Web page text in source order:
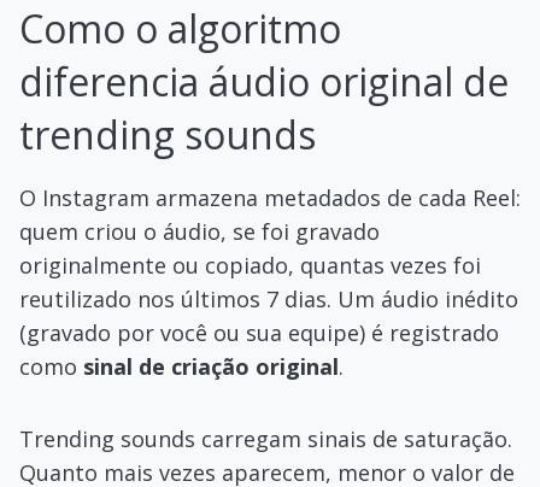
Como o algoritmo
diferencia áudio original de
trending sounds
O Instagram armazena metadados de cada Reel:
quem criou o áudio, se foi gravado
originalmente ou copiado, quantas vezes foi
reutilizado nos últimos 7 dias. Um áudio inédito
(gravado por você ou sua equipe) é registrado
como sinal de criação original.
Trending sounds carregam sinais de saturação.
Quanto mais vezes aparecem, menor o valor de